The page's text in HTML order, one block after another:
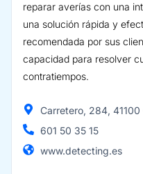
reparar averías con una
una solución rápida y
recomendada por sus
capacidad para resolver
contratiempos.
Carretero, 284, 41100
601 50 35 15
www.detecting.es